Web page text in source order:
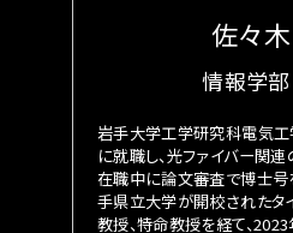
佐々
情報学
岩手大学工学研究科電気
に就職し、光ファイバー関
在職中に論文審査で博士号
手県立大学が開校されたタ
教授、特命教授を経て、